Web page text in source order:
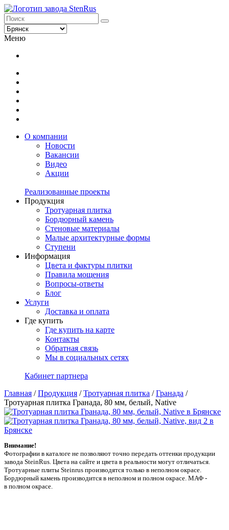
Меню
О компании
Новости
Вакансии
Видео
Акции
Реализованные проекты
Продукция
Тротуарная плитка
Бордюрный камень
Стеновые материалы
Малые архитектурные формы
Ступени
Информация
Цвета и фактуры плитки
Правила мощения
Вопросы-ответы
Блог
Услуги
Доставка и оплата
Где купить
Где купить на карте
Контакты
Обратная связь
Мы в социальных сетях
Кабинет партнера
Главная /Продукция /Тротуарная плитка /Гранада /
Тротуарная плитка Гранада, 80 мм, белый, Native
Внимание!
Фотографии в каталоге не позволяют точно передать оттенки продукции
заводa SteinRus. Цвета на сайте и цвета в реальности могут отличаться.
Тротуарные плиты Steinrus производятся только в неполном окрасе.
Бордюрный камень производится в неполном и полном окрасе. МАФ -
в полном окрасе.